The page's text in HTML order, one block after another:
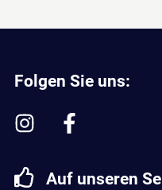
Folgen Sie uns:
Auf unseren